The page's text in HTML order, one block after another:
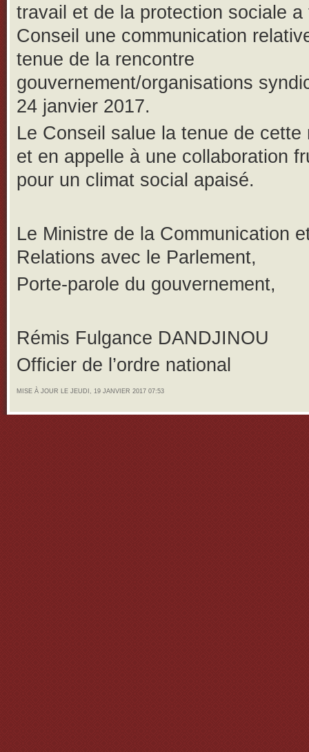
travail et de la protection sociale a
Conseil une communication
tenue de la rencontre
gouvernement/organisations
24 janvier 2017.
Le Conseil salue la tenue de cette
et en appelle à une collaboration
pour un climat social apaisé.
Le Ministre de la Communication
Relations avec le Parlement,
Porte-parole du gouvernement,
Rémis Fulgance DANDJINOU
Officier de l’ordre national
MISE À JOUR LE JEUDI, 19 JANVIER 2017 07:53